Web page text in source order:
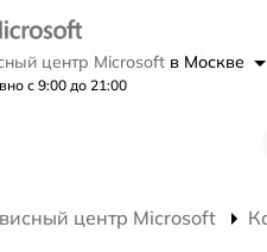
центр Microsoft в Москве
с 9:00 до 21:00
центр Microsoft